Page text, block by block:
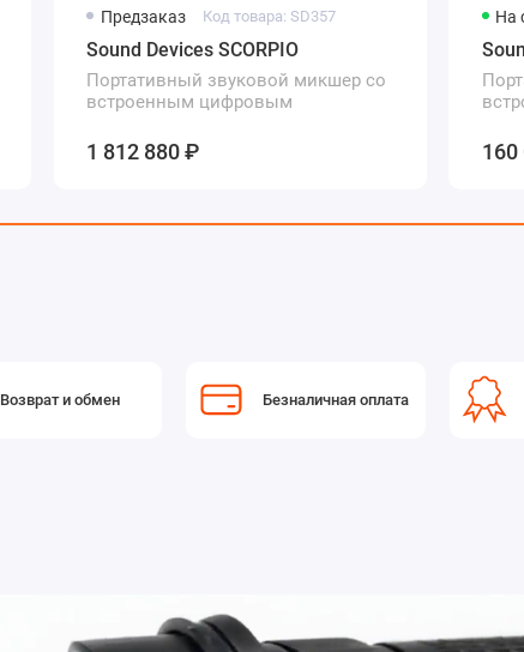
Предзаказ Код товара: SD357
Sound Devices SCORPIO
Портативный звуковой микшер со
встроенным цифровым
1 812 880 ₽
На
160
Возврат и обмен Безналичная оплата